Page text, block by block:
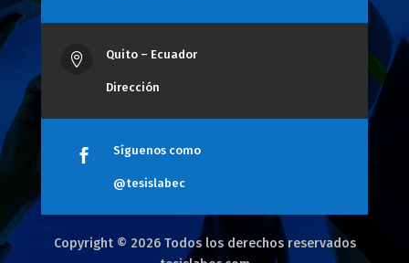
 Quito – Ecuador
Dirección
 Síguenos como
@tesislabec
Copyright © 2026 Todos los derechos reservados